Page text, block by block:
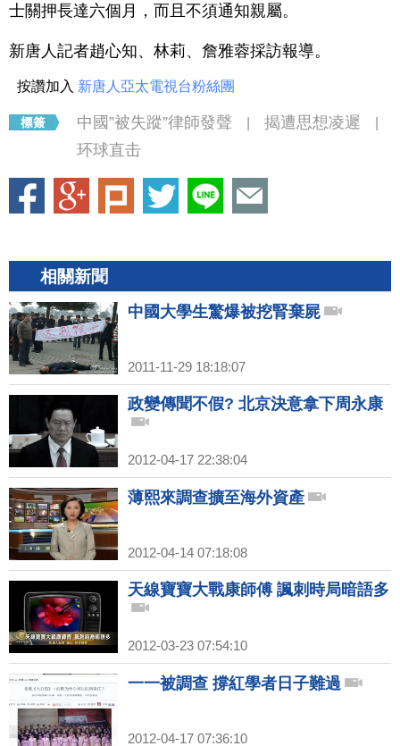
士關押長達六個月，而且不須通知親屬。
新唐人記者趙心知、林莉、詹雅蓉採訪報導。
按讚加入 新唐人亞太電視台粉絲團
中國”被失蹤”律師發聲 揭遭思想凌遲
环球直击
相關新聞
中國大學生驚爆被挖腎棄屍
2011-11-29 18:18:07
政變傳聞不假? 北京決意拿下周永康
2012-04-17 22:38:04
薄熙來調查擴至海外資產
2012-04-14 07:18:08
天線寶寶大戰康師傅 諷刺時局暗語多
2012-03-23 07:54:10
一一被調查 撐紅學者日子難過
2012-04-17 07:36:10